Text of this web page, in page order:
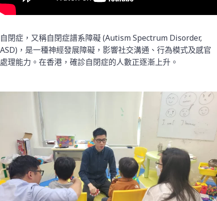
自閉症，又稱自閉症譜系障礙 (Autism Spectrum Disorder,
ASD)，是一種神經發展障礙，影響社交溝通、行為模式及感官
處理能力。在香港，確診自閉症的人數正逐漸上升。